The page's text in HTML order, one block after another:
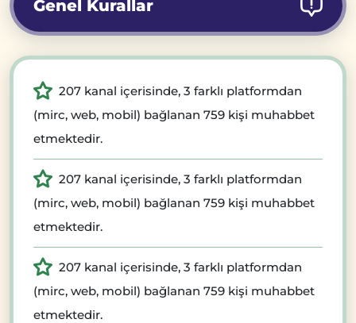
Genel Kurallar
207 kanal içerisinde, 3 farklı platformdan
(mirc, web, mobil) bağlanan 759 kişi muhabbet
etmektedir.
207 kanal içerisinde, 3 farklı platformdan
(mirc, web, mobil) bağlanan 759 kişi muhabbet
etmektedir.
207 kanal içerisinde, 3 farklı platformdan
(mirc, web, mobil) bağlanan 759 kişi muhabbet
etmektedir.